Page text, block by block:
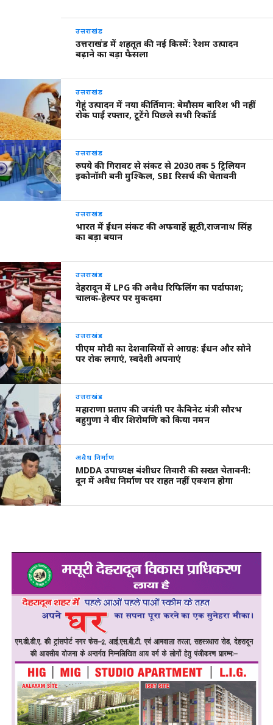
उत्तराखंड
उत्तराखंड में शहतूत की नई किस्में: रेशम उत्पादन
बढ़ाने का बड़ा फैसला
उत्तराखंड
गेहूं उत्पादन में नया कीर्तिमान: बेमौसम बारिश भी नहीं
रोक पाई रफ्तार, टूटेंगे पिछले सभी रिकॉर्ड
उत्तराखंड
रुपये की गिरावट से संकट से 2030 तक 5 ट्रिलियन
इकोनॉमी बनी मुश्किल, SBI रिसर्च की चेतावनी
उत्तराखंड
भारत में ईंधन संकट की अफवाहें झूठी,राजनाथ सिंह
का बड़ा बयान
उत्तराखंड
देहरादून में LPG की अवैध रिफिलिंग का पर्दाफाश;
चालक‑हेल्पर पर मुकदमा
उत्तराखंड
पीएम मोदी का देशवासियों से आग्रह: ईंधन और सोने
पर रोक लगाएं, स्वदेशी अपनाएं
उत्तराखंड
महाराणा प्रताप की जयंती पर कैबिनेट मंत्री सौरभ
बहुगुणा ने वीर शिरोमणि को किया नमन
अवैध निर्माण
MDDA उपाध्यक्ष बंशीधर तिवारी की सख्त चेतावनी:
दून में अवैध निर्माण पर राहत नहीं एक्शन होगा